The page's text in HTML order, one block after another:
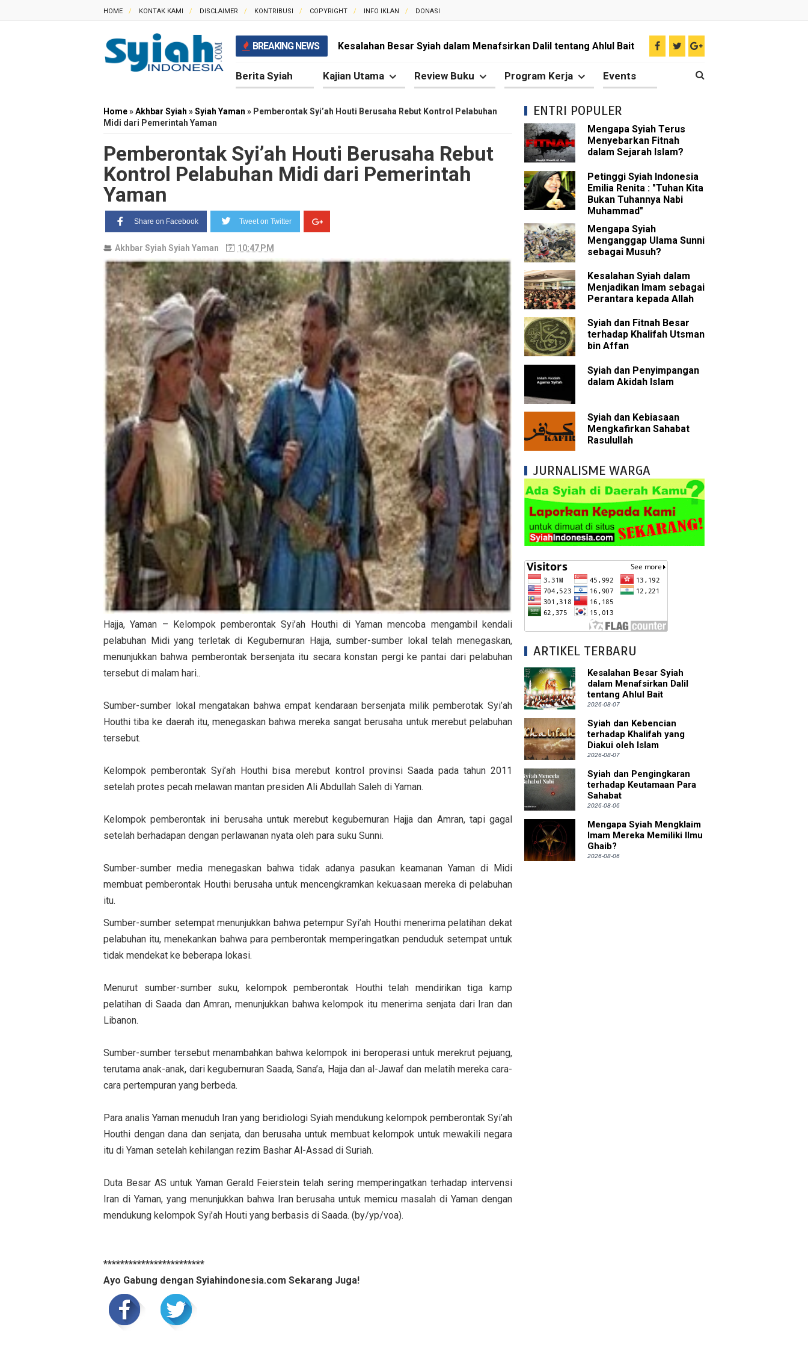
HOME KONTAK KAMI DISCLAIMER KONTRIBUSI COPYRIGHT INFO IKLAN DONASI
BREAKING NEWS Kesalahan Besar Syiah dalam Menafsirkan Dalil tentang Ahlul Bait
Syiah dan Kebencian terhadap Khalifah yang Diakui oleh Islam
Mengapa Syiah Mengklaim Imam Mereka Memiliki Ilmu Ghaib?
Mengapa Syiah Menganggap Semua Sahabat Nabi Pengkhianat?
Syiah dan Kebiasaan Mengkafirkan Sahabat Rasulullah
Kesalahan Syiah dalam Menyikapi Peran Sahabat Nabi
Syiah dan Pengingkaran terhadap Hadis Shahih Sunni
Syiah dan Fitnah Besar terhadap Khalifah Utsman bin Affan
Mengapa Syiah Menghalalkan Nikah Mut'ah?
Syiah dan Penyelewengan dalam Pemahaman tentang Khalifah
Syiah dan Penyimpangan dalam Akidah Islam
Kesalahan Syiah dalam Menyikapi Khalifah Abu Bakar
Syiah dan Konsep Imamah yang Tidak Masuk Akal dalam Islam
Syiah dan Ketidakkonsistenan dalam Konsep Mahdi
Syiah dan Kedustaan tentang Hak Kekhalifahan
Syiah dan Ketidakbenaran Ajarannya tentang Wilayah Imam
Syiah dan Kedustaan tentang Peristiwa Karbala
Syiah dan Upaya Merusak Ukhuwah Islamiyah
Syiah dan Klaim Palsu tentang Imam Mahdi yang Akan Muncul
Berita Syiah Kajian Utama Review Buku Program Kerja Events
Home»Akhbar Syiah »Syiah Yaman » Pemberontak Syi’ah Houti Berusaha Rebut Kontrol Pelabuhan
Midi dari Pemerintah Yaman
Pemberontak Syi’ah Houti Berusaha Rebut
Kontrol Pelabuhan Midi dari Pemerintah
Yaman
Share on Facebook Tweet on Twitter
Akhbar Syiah Syiah Yaman 10:47 PM
Hajja, Yaman – Kelompok pemberontak Syi’ah Houthi di Yaman mencoba mengambil kendali
pelabuhan Midi yang terletak di Kegubernuran Hajja, sumber-sumber lokal telah menegaskan,
menunjukkan bahwa pemberontak bersenjata itu secara konstan pergi ke pantai dari pelabuhan
tersebut di malam hari..
Sumber-sumber lokal mengatakan bahwa empat kendaraan bersenjata milik pemberotak Syi’ah
Houthi tiba ke daerah itu, menegaskan bahwa mereka sangat berusaha untuk merebut pelabuhan
tersebut.
Kelompok pemberontak Syi’ah Houthi bisa merebut kontrol provinsi Saada pada tahun 2011
setelah protes pecah melawan mantan presiden Ali Abdullah Saleh di Yaman.
Kelompok pemberontak ini berusaha untuk merebut kegubernuran Hajja dan Amran, tapi gagal
setelah berhadapan dengan perlawanan nyata oleh para suku Sunni.
Sumber-sumber media menegaskan bahwa tidak adanya pasukan keamanan Yaman di Midi
membuat pemberontak Houthi berusaha untuk mencengkramkan kekuasaan mereka di pelabuhan
itu.
Sumber-sumber setempat menunjukkan bahwa petempur Syi’ah Houthi menerima pelatihan dekat
pelabuhan itu, menekankan bahwa para pemberontak memperingatkan penduduk setempat untuk
tidak mendekat ke beberapa lokasi.
Menurut sumber-sumber suku, kelompok pemberontak Houthi telah mendirikan tiga kamp
pelatihan di Saada dan Amran, menunjukkan bahwa kelompok itu menerima senjata dari Iran dan
Libanon.
Sumber-sumber tersebut menambahkan bahwa kelompok ini beroperasi untuk merekrut pejuang,
terutama anak-anak, dari kegubernuran Saada, Sana’a, Hajja dan al-Jawaf dan melatih mereka cara-
cara pertempuran yang berbeda.
Para analis Yaman menuduh Iran yang beridiologi Syiah mendukung kelompok pemberontak Syi’ah
Houthi dengan dana dan senjata, dan berusaha untuk membuat kelompok untuk mewakili negara
itu di Yaman setelah kehilangan rezim Bashar Al-Assad di Suriah.
Duta Besar AS untuk Yaman Gerald Feierstein telah sering memperingatkan terhadap intervensi
Iran di Yaman, yang menunjukkan bahwa Iran berusaha untuk memicu masalah di Yaman dengan
mendukung kelompok Syi’ah Houti yang berbasis di Saada. (by/yp/voa).
************************
Ayo Gabung dengan Syiahindonesia.com Sekarang Juga!
ENTRI POPULER
Mengapa Syiah Terus
Menyebarkan Fitnah
dalam Sejarah Islam?
Petinggi Syiah Indonesia
Emilia Renita : "Tuhan Kita
Bukan Tuhannya Nabi
Muhammad"
Mengapa Syiah
Menganggap Ulama Sunni
sebagai Musuh?
Kesalahan Syiah dalam
Menjadikan Imam sebagai
Perantara kepada Allah
Syiah dan Fitnah Besar
terhadap Khalifah Utsman
bin Affan
Syiah dan Penyimpangan
dalam Akidah Islam
Syiah dan Kebiasaan
Mengkafirkan Sahabat
Rasulullah
JURNALISME WARGA
ARTIKEL TERBARU
Kesalahan Besar Syiah
dalam Menafsirkan Dalil
tentang Ahlul Bait
2026-08-07
Syiah dan Kebencian
terhadap Khalifah yang
Diakui oleh Islam
2026-08-07
Syiah dan Pengingkaran
terhadap Keutamaan Para
Sahabat
2026-08-06
Mengapa Syiah Mengklaim
Imam Mereka Memiliki Ilmu
Ghaib?
2026-08-06